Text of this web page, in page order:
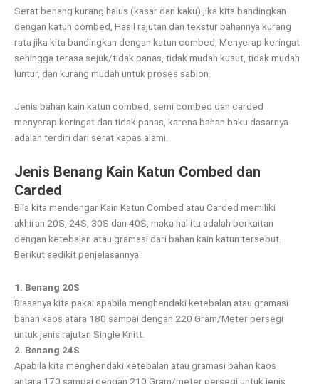
Serat benang kurang halus (kasar dan kaku) jika kita bandingkan
dengan katun combed, Hasil rajutan dan tekstur bahannya kurang
rata jika kita bandingkan dengan katun combed, Menyerap keringat
sehingga terasa sejuk/tidak panas, tidak mudah kusut, tidak mudah
luntur, dan kurang mudah untuk proses sablon.
Jenis bahan kain katun combed, semi combed dan carded
menyerap keringat dan tidak panas, karena bahan baku dasarnya
adalah terdiri dari serat kapas alami.
Jenis Benang Kain Katun Combed dan
Carded
Bila kita mendengar Kain Katun Combed atau Carded memiliki
akhiran 20S, 24S, 30S dan 40S, maka hal itu adalah berkaitan
dengan ketebalan atau gramasi dari bahan kain katun tersebut.
Berikut sedikit penjelasannya :
1. Benang 20S
Biasanya kita pakai apabila menghendaki ketebalan atau gramasi
bahan kaos atara 180 sampai dengan 220 Gram/Meter persegi
untuk jenis rajutan Single Knitt.
2. Benang 24S
Apabila kita menghendaki ketebalan atau gramasi bahan kaos
antara 170 sampai dengan 210 Gram/meter persegi untuk jenis